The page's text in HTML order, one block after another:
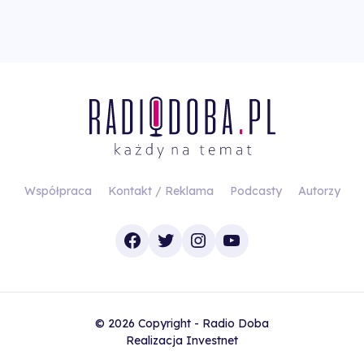
Współpraca Kontakt / Reklama Podcasty Autorzy
Facebook
TwitterInstagram
YouTube
© 2026 Copyright - Radio Doba
Realizacja Investnet